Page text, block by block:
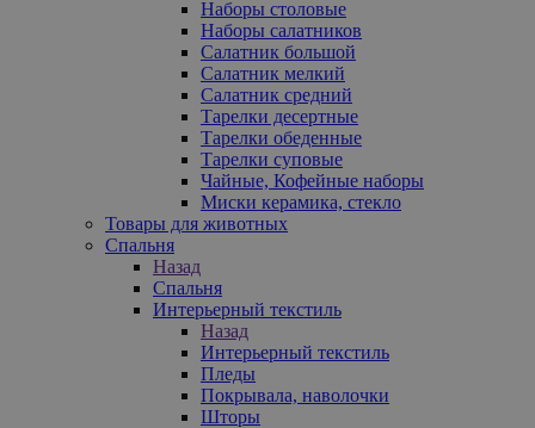
Наборы столовые
Наборы салатников
Салатник большой
Салатник мелкий
Салатник средний
Тарелки десертные
Тарелки обеденные
Тарелки суповые
Чайные, Кофейные наборы
Миски керамика, стекло
Товары для животных
Спальня
Назад
Спальня
Интерьерный текстиль
Назад
Интерьерный текстиль
Пледы
Покрывала, наволочки
Шторы